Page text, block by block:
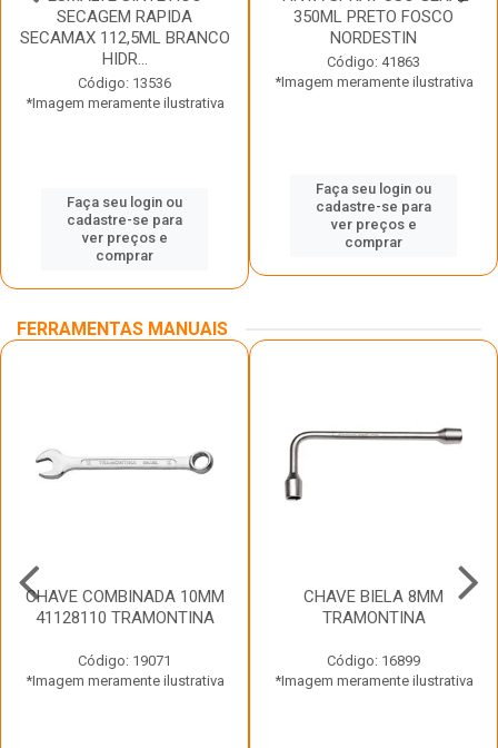
SECAGEM RAPIDA
SECAMAX 112,5ML BRANCO
HIDR...
Código: 13536
*Imagem meramente ilustrativa
Faça seu login ou
cadastre-se para
ver preços e
comprar
350ML PRETO FOSCO
NORDESTIN
Código: 41863
*Imagem meramente ilustrativa
Faça seu login ou
cadastre-se para
ver preços e
comprar
FERRAMENTAS MANUAIS
CHAVE COMBINADA 10MM
41128110 TRAMONTINA
Código: 19071
*Imagem meramente ilustrativa
CHAVE BIELA 8MM
TRAMONTINA
Código: 16899
*Imagem meramente ilustrativa